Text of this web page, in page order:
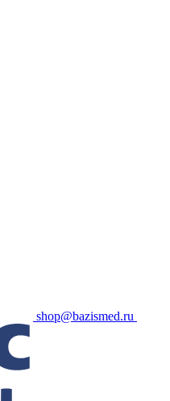
shop@bazismed.ru